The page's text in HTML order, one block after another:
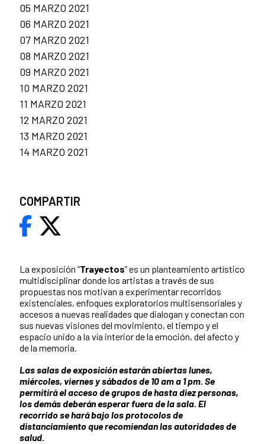
La exposición “Trayectos” es un planteamiento artístico
multidisciplinar donde los artistas a través de sus
propuestas nos motivan a experimentar recorridos
existenciales, enfoques exploratorios multisensoriales y
accesos a nuevas realidades que dialogan y conectan con
sus nuevas visiones del movimiento, el tiempo y el
espacio unido a la vía interior de la emoción, del afecto y
de la memoria.
Las salas de exposición estarán abiertas lunes,
miércoles, viernes y sábados de 10 am a 1 pm. Se
permitirá el acceso de grupos de hasta diez personas,
los demás deberán esperar fuera de la sala. El
recorrido se hará bajo los protocolos de
distanciamiento que recomiendan las autoridades de
salud.
05 MARZO 2021
06 MARZO 2021
07 MARZO 2021
08 MARZO 2021
09 MARZO 2021
10 MARZO 2021
11 MARZO 2021
12 MARZO 2021
13 MARZO 2021
14 MARZO 2021
COMPARTIR